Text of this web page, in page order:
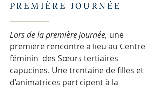
PREMIÈRE JOURNÉE
Lors de la première journée, une
première rencontre a lieu au Centre
féminin des Sœurs tertiaires
capucines. Une trentaine de filles et
d’animatrices participent à la